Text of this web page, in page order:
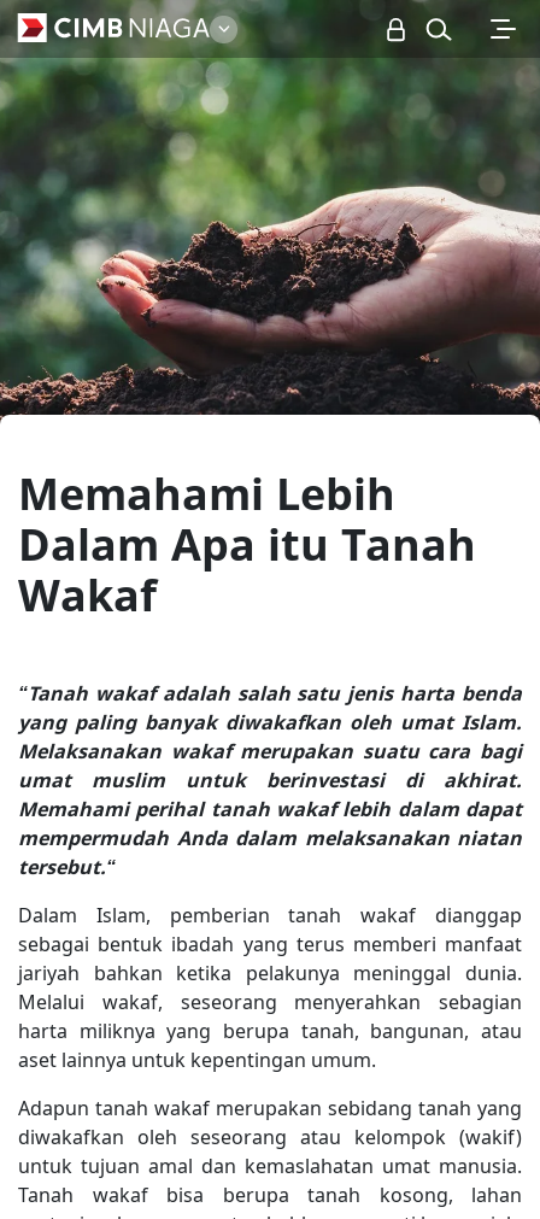
Personal
Memahami Lebih
Dalam Apa itu Tanah
Wakaf
“Tanah wakaf adalah salah satu jenis harta benda
yang paling banyak diwakafkan oleh umat Islam.
Melaksanakan wakaf merupakan suatu cara bagi
umat muslim untuk berinvestasi di akhirat.
Memahami perihal tanah wakaf lebih dalam dapat
mempermudah Anda dalam melaksanakan niatan
tersebut.“
Dalam Islam, pemberian tanah wakaf dianggap
sebagai bentuk ibadah yang terus memberi manfaat
jariyah bahkan ketika pelakunya meninggal dunia.
Melalui wakaf, seseorang menyerahkan sebagian
harta miliknya yang berupa tanah, bangunan, atau
aset lainnya untuk kepentingan umum.
Adapun tanah wakaf merupakan sebidang tanah yang
diwakafkan oleh seseorang atau kelompok (wakif)
untuk tujuan amal dan kemaslahatan umat manusia.
Tanah wakaf bisa berupa tanah kosong, lahan